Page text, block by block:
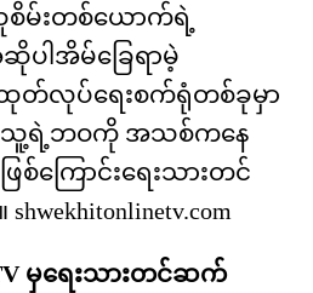
စိမ်းတစ်ယောက်ရဲ့
ါအိမ်ခြေရာမဲ့
ထုတ်လုပ်ရေးစက်ရုံတစ်ခုမှာ
သူ့ရဲ့ဘဝကို အသစ်ကနေ
စ်ကြောင်းရေးသားတင်
TV မှရေးသားတင်ဆက်